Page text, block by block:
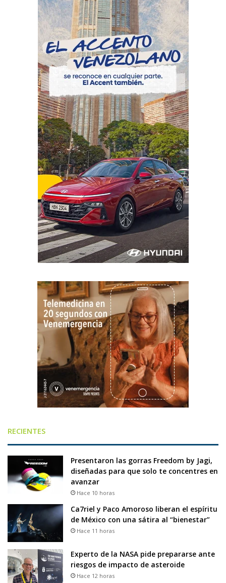
RECIENTES
Presentaron las gorras Freedom by Jagi,
diseñadas para que solo te concentres en
avanzar
Hace 10 horas
Ca7riel y Paco Amoroso liberan el espíritu
de México con una sátira al “bienestar”
Hace 11 horas
Experto de la NASA pide prepararse ante
riesgos de impacto de asteroide
Hace 12 horas